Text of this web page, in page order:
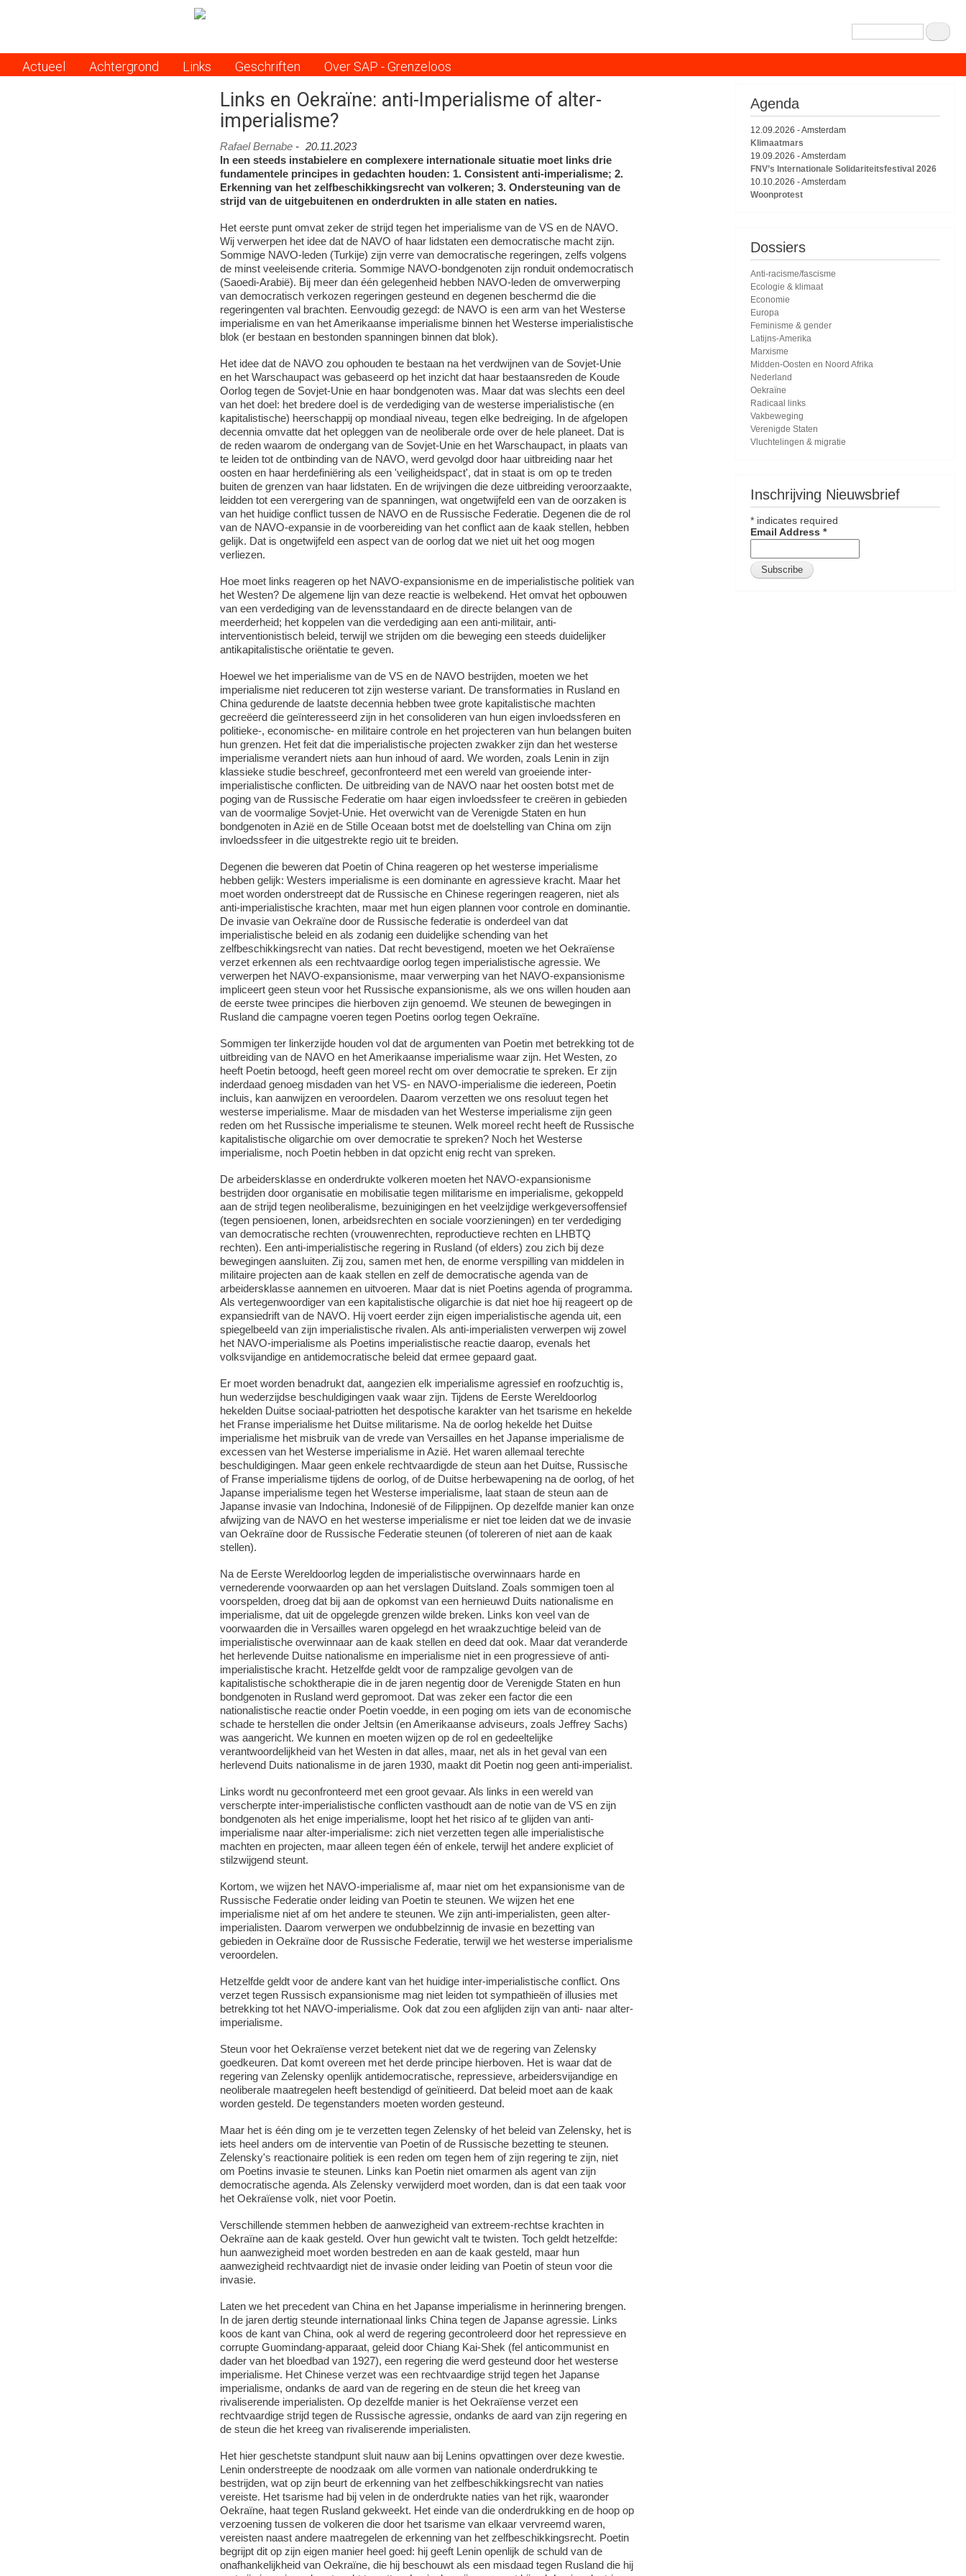
de
Zoeken
MenuActueel Achtergrond Links Geschriften Over SAP - Grenzeloos
Links en Oekraïne: anti-Imperialisme of alter-
imperialisme?
Rafael Bernabe- 20.11.2023
In een steeds instabielere en complexere internationale situatie moet links drie
fundamentele principes in gedachten houden: 1. Consistent anti-imperialisme; 2.
Erkenning van het zelfbeschikkingsrecht van volkeren; 3. Ondersteuning van de
strijd van de uitgebuitenen en onderdrukten in alle staten en naties.
Het eerste punt omvat zeker de strijd tegen het imperialisme van de VS en de NAVO.
Wij verwerpen het idee dat de NAVO of haar lidstaten een democratische macht zijn.
Sommige NAVO-leden (Turkije) zijn verre van democratische regeringen, zelfs volgens
de minst veeleisende criteria. Sommige NAVO-bondgenoten zijn ronduit ondemocratisch
(Saoedi-Arabië). Bij meer dan één gelegenheid hebben NAVO-leden de omverwerping
van democratisch verkozen regeringen gesteund en degenen beschermd die die
regeringenten val brachten. Eenvoudig gezegd: de NAVO is een arm van het Westerse
imperialisme en van het Amerikaanse imperialisme binnen het Westerse imperialistische
blok (er bestaan en bestonden spanningen binnen dat blok).
Het idee dat de NAVO zou ophouden te bestaan na het verdwijnen van de Sovjet-Unie
en het Warschaupact was gebaseerd op het inzicht dat haar bestaansreden de Koude
Oorlog tegen de Sovjet-Unie en haar bondgenoten was. Maar dat was slechts een deel
van het doel: het bredere doel is de verdediging van de westerse imperialistische (en
kapitalistische) heerschappij op mondiaal niveau, tegen elke bedreiging. In de afgelopen
decennia omvatte dat het opleggen van de neoliberale orde over de hele planeet. Dat is
de reden waarom de ondergang van de Sovjet-Unie en het Warschaupact, in plaats van
te leiden tot de ontbinding van de NAVO, werd gevolgd door haar uitbreiding naar het
oosten en haar herdefiniëring als een 'veiligheidspact', dat in staat is om op te treden
buiten de grenzen van haar lidstaten. En de wrijvingen die deze uitbreiding veroorzaakte,
leidden tot een verergering van de spanningen, wat ongetwijfeld een van de oorzaken is
van het huidige conflict tussen de NAVO en de Russische Federatie. Degenen die de rol
van de NAVO-expansie in de voorbereiding van het conflict aan de kaak stellen, hebben
gelijk. Dat is ongetwijfeld een aspect van de oorlog dat we niet uit het oog mogen
verliezen.
Hoe moet links reageren op het NAVO-expansionisme en de imperialistische politiek van
het Westen? De algemene lijn van deze reactie is welbekend. Het omvat het opbouwen
van een verdediging van de levensstandaard en de directe belangen van de
meerderheid; het koppelen van die verdediging aan een anti-militair, anti-
interventionistisch beleid, terwijl we strijden om die beweging een steeds duidelijker
antikapitalistische oriëntatie te geven.
Hoewel we het imperialisme van de VS en de NAVO bestrijden, moeten we het
imperialisme niet reduceren tot zijn westerse variant. De transformaties in Rusland en
China gedurende de laatste decennia hebben twee grote kapitalistische machten
gecreëerd die geïnteresseerd zijn in het consolideren van hun eigen invloedssferen en
politieke-, economische- en militaire controle en het projecteren van hun belangen buiten
hun grenzen. Het feit dat die imperialistische projecten zwakker zijn dan het westerse
imperialisme verandert niets aan hun inhoud of aard. We worden, zoals Lenin in zijn
klassieke studie beschreef, geconfronteerd met een wereld van groeiende inter-
imperialistische conflicten. De uitbreiding van de NAVO naar het oosten botst met de
poging van de Russische Federatie om haar eigen invloedssfeer te creëren in gebieden
van de voormalige Sovjet-Unie. Het overwicht van de Verenigde Staten en hun
bondgenoten in Azië en de Stille Oceaan botst met de doelstelling van China om zijn
invloedssfeer in die uitgestrekte regio uit te breiden.
Degenen die beweren dat Poetin of China reageren op het westerse imperialisme
hebben gelijk: Westers imperialisme is een dominante en agressieve kracht. Maar het
moet worden onderstreept dat de Russische en Chinese regeringen reageren, niet als
anti-imperialistische krachten, maar met hun eigen plannen voor controle en dominantie.
De invasie van Oekraïne door de Russische federatie is onderdeel van dat
imperialistische beleid en als zodanig een duidelijke schending van het
zelfbeschikkingsrecht van naties. Dat recht bevestigend, moeten we het Oekraïense
verzet erkennen als een rechtvaardige oorlog tegen imperialistische agressie. We
verwerpen het NAVO-expansionisme, maar verwerping van het NAVO-expansionisme
impliceert geen steun voor het Russische expansionisme, als we ons willen houden aan
de eerste twee principes die hierboven zijn genoemd. We steunen de bewegingen in
Rusland die campagne voeren tegen Poetins oorlog tegen Oekraïne.
Sommigen ter linkerzijde houden vol dat de argumenten van Poetin met betrekking tot de
uitbreiding van de NAVO en het Amerikaanse imperialisme waar zijn. Het Westen, zo
heeft Poetin betoogd, heeft geen moreel recht om over democratie te spreken. Er zijn
inderdaad genoeg misdaden van het VS- en NAVO-imperialisme die iedereen, Poetin
incluis, kan aanwijzen en veroordelen. Daarom verzetten we ons resoluut tegen het
westerse imperialisme. Maar de misdaden van het Westerse imperialisme zijn geen
reden om het Russische imperialisme te steunen. Welk moreel recht heeft de Russische
kapitalistische oligarchie om over democratie te spreken? Noch het Westerse
imperialisme, noch Poetin hebben in dat opzicht enig recht van spreken.
De arbeidersklasse en onderdrukte volkeren moeten het NAVO-expansionisme
bestrijden door organisatie en mobilisatie tegen militarisme en imperialisme, gekoppeld
aan de strijd tegen neoliberalisme, bezuinigingen en het veelzijdige werkgeversoffensief
(tegen pensioenen, lonen, arbeidsrechten en sociale voorzieningen) en ter verdediging
van democratische rechten (vrouwenrechten, reproductieve rechten en LHBTQ
rechten). Een anti-imperialistische regering in Rusland (of elders) zou zich bij deze
bewegingen aansluiten. Zij zou, samen met hen, de enorme verspilling van middelen in
militaire projecten aan de kaak stellen en zelf de democratische agenda van de
arbeidersklasse aannemen en uitvoeren. Maar dat is niet Poetins agenda of programma.
Als vertegenwoordiger van een kapitalistische oligarchie is dat niet hoe hij reageert op de
expansiedrift van de NAVO. Hij voert eerder zijn eigen imperialistische agenda uit, een
spiegelbeeld van zijn imperialistische rivalen. Als anti-imperialisten verwerpen wij zowel
het NAVO-imperialisme als Poetins imperialistische reactie daarop, evenals het
volksvijandige en antidemocratische beleid dat ermee gepaard gaat.
Er moet worden benadrukt dat, aangezien elk imperialisme agressief en roofzuchtig is,
hun wederzijdse beschuldigingen vaak waar zijn. Tijdens de Eerste Wereldoorlog
hekelden Duitse sociaal-patriotten het despotische karakter van het tsarisme en hekelde
het Franse imperialisme het Duitse militarisme. Na de oorlog hekelde het Duitse
imperialisme het misbruik van de vrede van Versailles en het Japanse imperialisme de
excessen van het Westerse imperialisme in Azië. Het waren allemaal terechte
beschuldigingen. Maar geen enkele rechtvaardigde de steun aan het Duitse, Russische
of Franse imperialisme tijdens de oorlog, of de Duitse herbewapening na de oorlog, of het
Japanse imperialisme tegen het Westerse imperialisme, laat staan de steun aan de
Japanse invasie van Indochina, Indonesië of de Filippijnen. Op dezelfde manier kan onze
afwijzing van de NAVO en het westerse imperialisme er niet toe leiden dat we de invasie
van Oekraïne door de Russische Federatie steunen (of tolereren of niet aan de kaak
stellen).
Na de Eerste Wereldoorlog legden de imperialistische overwinnaars harde en
vernederende voorwaarden op aan het verslagen Duitsland. Zoals sommigen toen al
voorspelden, droeg dat bij aan de opkomst van een hernieuwd Duits nationalisme en
imperialisme, dat uit de opgelegde grenzen wilde breken. Links kon veel van de
voorwaarden die in Versailles waren opgelegd en het wraakzuchtige beleid van de
imperialistische overwinnaar aan de kaak stellen en deed dat ook. Maar dat veranderde
het herlevende Duitse nationalisme en imperialisme niet in een progressieve of anti-
imperialistische kracht. Hetzelfde geldt voor de rampzalige gevolgen van de
kapitalistische schoktherapie die in de jaren negentig door de Verenigde Staten en hun
bondgenoten in Rusland werd gepromoot. Dat was zeker een factor die een
nationalistische reactie onder Poetin voedde, in een poging om iets van de economische
schade te herstellen die onder Jeltsin (en Amerikaanse adviseurs, zoals Jeffrey Sachs)
was aangericht. We kunnen en moeten wijzen op de rol en gedeeltelijke
verantwoordelijkheid van het Westen in dat alles, maar, net als in het geval van een
herlevend Duits nationalisme in de jaren 1930, maakt dit Poetin nog geen anti-imperialist.
Links wordt nu geconfronteerd met een groot gevaar. Als links in een wereld van
verscherpte inter-imperialistische conflicten vasthoudt aan de notie van de VS en zijn
bondgenoten als het enige imperialisme, loopt het het risico af te glijden van anti-
imperialisme naar alter-imperialisme: zich niet verzetten tegen alle imperialistische
machten en projecten, maar alleen tegen één of enkele, terwijl het andere expliciet of
stilzwijgend steunt.
Kortom, we wijzen het NAVO-imperialisme af, maar niet om het expansionisme van de
Russische Federatie onder leiding van Poetin te steunen. We wijzen het ene
imperialisme niet af om het andere te steunen. We zijn anti-imperialisten, geen alter-
imperialisten. Daarom verwerpen we ondubbelzinnig de invasie en bezetting van
gebieden in Oekraïne door de Russische Federatie, terwijl we het westerse imperialisme
veroordelen.
Hetzelfde geldt voor de andere kant van het huidige inter-imperialistische conflict. Ons
verzet tegen Russisch expansionisme mag niet leiden tot sympathieën of illusies met
betrekking tot het NAVO-imperialisme. Ook dat zou een afglijden zijn van anti- naar alter-
imperialisme.
Steun voor het Oekraïense verzet betekent niet dat we de regering van Zelensky
goedkeuren. Dat komt overeen met het derde principe hierboven. Het is waar dat de
regering van Zelensky openlijk antidemocratische, repressieve, arbeidersvijandige en
neoliberale maatregelen heeft bestendigd of geïnitieerd. Dat beleid moet aan de kaak
worden gesteld. De tegenstanders moeten worden gesteund.
Maar het is één ding om je te verzetten tegen Zelensky of het beleid van Zelensky, het is
iets heel anders om de interventie van Poetin of de Russische bezetting te steunen.
Zelensky's reactionaire politiek is een reden om tegen hem of zijn regering te zijn, niet
om Poetins invasie te steunen. Links kan Poetin niet omarmen als agent van zijn
democratische agenda. Als Zelensky verwijderd moet worden, dan is dat een taak voor
het Oekraïense volk, niet voor Poetin.
Verschillende stemmen hebben de aanwezigheid van extreem-rechtse krachten in
Oekraïne aan de kaak gesteld. Over hun gewicht valt te twisten. Toch geldt hetzelfde:
hun aanwezigheid moet worden bestreden en aan de kaak gesteld, maar hun
aanwezigheid rechtvaardigt niet de invasie onder leiding van Poetin of steun voor die
invasie.
Laten we het precedent van China en het Japanse imperialisme in herinnering brengen.
In de jaren dertig steunde internationaal links China tegen de Japanse agressie. Links
koos de kant van China, ook al werd de regering gecontroleerd door het repressieve en
corrupte Guomindang-apparaat, geleid door Chiang Kai-Shek (fel anticommunist en
dader van het bloedbad van 1927), een regering die werd gesteund door het westerse
imperialisme. Het Chinese verzet was een rechtvaardige strijd tegen het Japanse
imperialisme, ondanks de aard van de regering en de steun die het kreeg van
rivaliserende imperialisten. Op dezelfde manier is het Oekraïense verzet een
rechtvaardige strijd tegen de Russische agressie, ondanks de aard van zijn regering en
de steun die het kreeg van rivaliserende imperialisten.
Het hier geschetste standpunt sluit nauw aan bij Lenins opvattingen over deze kwestie.
Lenin onderstreepte de noodzaak om alle vormen van nationale onderdrukking te
bestrijden, wat op zijn beurt de erkenning van het zelfbeschikkingsrecht van naties
vereiste. Het tsarisme had bij velen in de onderdrukte naties van het rijk, waaronder
Oekraïne, haat tegen Rusland gekweekt. Het einde van die onderdrukking en de hoop op
verzoening tussen de volkeren die door het tsarisme van elkaar vervreemd waren,
vereisten naast andere maatregelen de erkenning van het zelfbeschikkingsrecht. Poetin
begrijpt dit op zijn eigen manier heel goed: hij geeft Lenin openlijk de schuld van de
onafhankelijkheid van Oekraïne, die hij beschouwt als een misdaad tegen Rusland die hij
Agenda
12.09.2026 -Amsterdam
Klimaatmars
19.09.2026 -Amsterdam
FNV’s Internationale Solidariteitsfestival 2026
10.10.2026 -Amsterdam
Woonprotest
Dossiers
Anti-racisme/fascisme
Ecologie & klimaat
Economie
Europa
Feminisme & gender
Latijns-Amerika
Marxisme
Midden-Oosten en Noord Afrika
Nederland
Oekraïne
Radicaal links
Vakbeweging
Verenigde Staten
Vluchtelingen & migratie
Inschrijving Nieuwsbrief
* indicates required
Email Address *